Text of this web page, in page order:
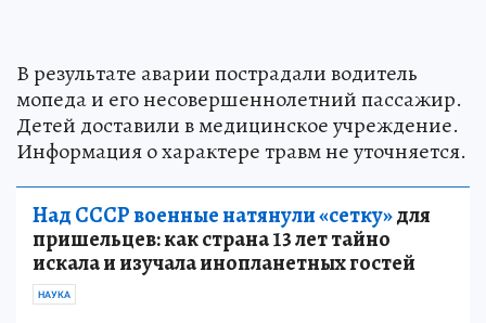
В результате аварии пострадали водитель
мопеда и его несовершеннолетний пассажир.
Детей доставили в медицинское учреждение.
Информация о характере травм не уточняется.
Над СССР военные натянули «сетку»для
пришельцев: как страна 13 лет тайно
искала и изучала инопланетных гостей
НАУКА